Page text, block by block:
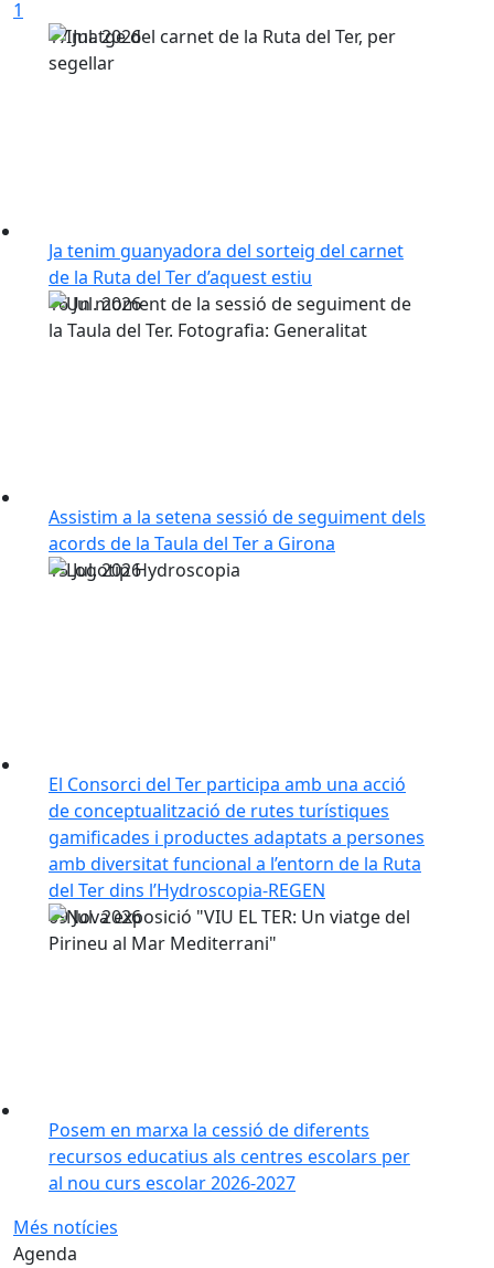
1
Ja tenim guanyadora del sorteig del carnet
de la Ruta del Ter d’aquest estiu
17Jul.2026
Assistim a la setena sessió de seguiment dels
acords de la Taula del Ter a Girona
16Jul.2026
El Consorci del Ter participa amb una acció
de conceptualització de rutes turístiques
gamificades i productes adaptats a persones
amb diversitat funcional a l’entorn de la Ruta
del Ter dins l’Hydroscopia-REGEN
15Jul. 2026
Posem en marxa la cessió de diferents
recursos educatius als centres escolars per
al nou curs escolar 2026-2027
09Jul.2026
Més notícies
Agenda